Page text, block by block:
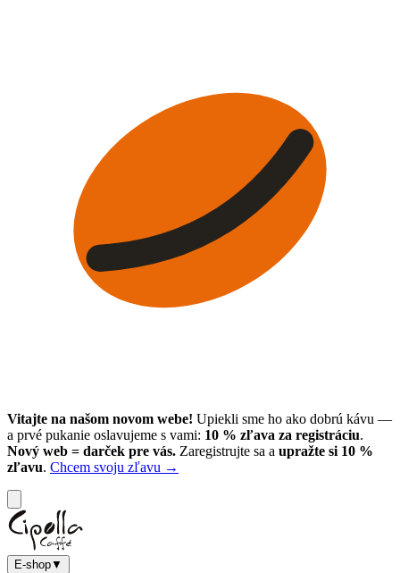
Vitajte na našom novom webe! Upiekli sme ho ako dobrú kávu —
a prvé pukanie oslavujeme s vami: 10 % zľava za registráciu.
Nový web = darček pre vás. Zaregistrujte sa a upražte si 10 %
zľavu. Chcem svoju zľavu →
E-shop▼